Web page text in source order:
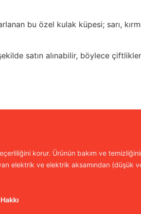
bu özel kulak küpesi; sarı,
satın alınabilir, böylece
korur. Ürünün bakım ve
elektrik ve elektrik aksamından (düşük